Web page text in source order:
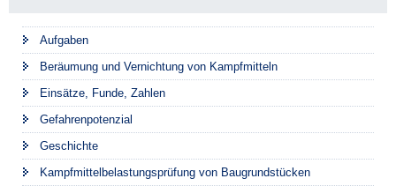
Aufgaben
Beräumung und Vernichtung von Kampfmitteln
Einsätze, Funde, Zahlen
Gefahrenpotenzial
Geschichte
Kampfmittelbelastungsprüfung von Baugrundstücken